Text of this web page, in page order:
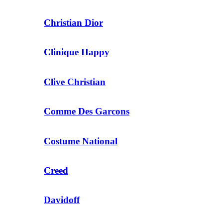
Christian Dior
Clinique Happy
Clive Christian
Comme Des Garcons
Costume National
Creed
Davidoff